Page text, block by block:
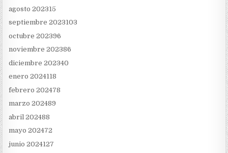
agosto 202315
septiembre 2023103
octubre 202396
noviembre 202386
diciembre 202340
enero 2024118
febrero 202478
marzo 202489
abril 202488
mayo 202472
junio 2024127